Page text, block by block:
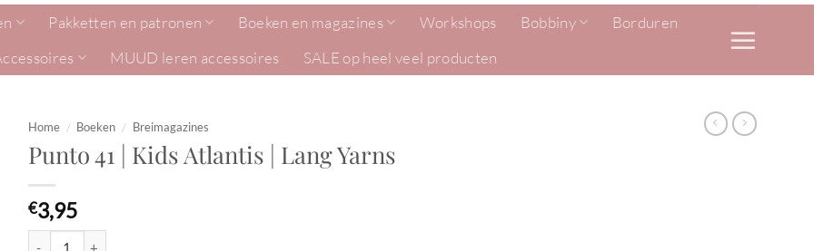
Pakketten en patronen Boeken en magazines Workshops Bobbiny
Borduren
MUUD leren accessoires SALE op heel veel producten
Home / Boeken / Breimagazines
Punto 41 | Kids Atlantis | Lang Yarns
€3,95